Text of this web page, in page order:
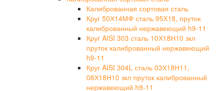
Калиброванная сортовая сталь
Круг 50Х14МФ сталь 95Х18, пруток
калиброванный нержавеющий h9-11
Круг AISI 303 сталь 10Х18Н10 зкл
пруток калиброванный нержавеющий
h9-11
Круг AISI 304L сталь 03Х18Н11,
08Х18Н10 зкл пруток калиброванный
нержавеющий h9-11